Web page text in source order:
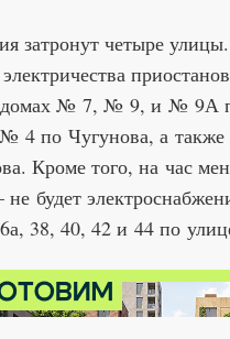
затронут четыре
домах № 7, № 9, и № 9А
№ 4 по Чугунова, а
Кроме того, на час
будет
38, 40, 42 и 44 по